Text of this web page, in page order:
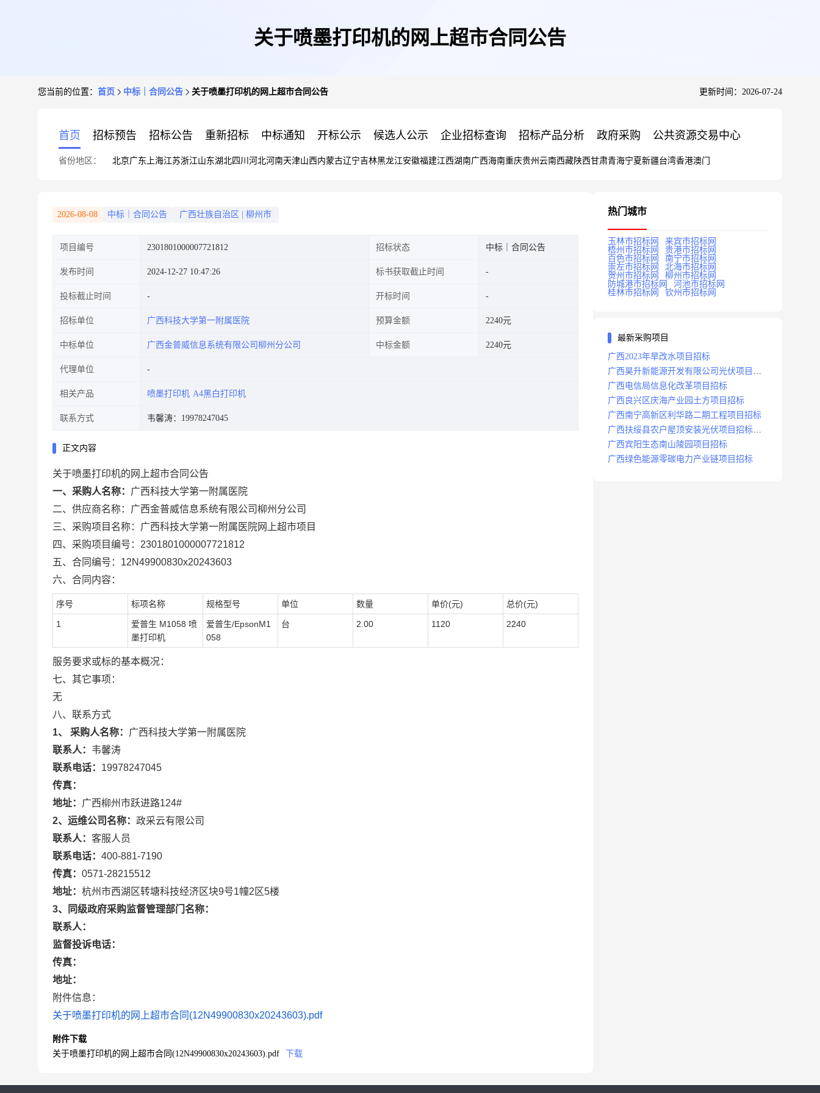
关于喷墨打印机的网上超市合同公告
您当前的位置： 首页 中标｜合同公告 关于喷墨打印机的网上超市合同公告 更新时间：2026-07-24
首页 招标预告 招标公告 重新招标 中标通知 开标公示 候选人公示 企业招标查询 招标产品分析 政府采购 公共资源交易中心
省份地区： 北京广东 上海江苏浙江山东湖北四川 河北河南天津山西内蒙古辽宁吉林黑龙江安徽福建江西湖南广西海南重庆贵州 云南西藏陕西甘肃青海宁夏新疆台湾香港澳门
2026-08-08 中标｜合同公告 广西壮族自治区 柳州市
项目编号 2301801000007721812 招标状态 中标｜合同公告
发布时间 2024-12-27 10:47:26 标书获取截止时间
投标截止时间 开标时间
招标单位 广西科技大学第一附属医院 预算金额 2240元
中标单位 广西金普威信息系统有限公司柳州分公司 中标金额 2240元
代理单位
相关产品 喷墨打印机 A4黑白打印机
联系方式 韦馨涛：19978247045
正文内容
关于喷墨打印机的网上超市合同公告
一、采购人名称： 广西科技大学第一附属医院
二、供应商名称： 广西金普威信息系统有限公司柳州分公司
三、采购项目名称： 广西科技大学第一附属医院网上超市项目
四、采购项目编号： 2301801000007721812
五、合同编号： 12N49900830x20243603
六、合同内容：
序号 标项名称 规格型号 单位 数量 单价(元) 总价(元)
1
爱普生 M1058 喷
墨打印机
爱普生/EpsonM1
058
台 2.00 1120 2240
服务要求或标的基本概况：
七、其它事项：
无
八、联系方式
1、 采购人名称： 广西科技大学第一附属医院
联系人： 韦馨涛
联系电话： 19978247045
传真：
地址： 广西柳州市跃进路124#
2、运维公司名称： 政采云有限公司
联系人： 客服人员
联系电话： 400-881-7190
传真： 0571-28215512
地址： 杭州市西湖区转塘科技经济区块9号1幢2区5楼
3、同级政府采购监督管理部门名称：
联系人：
监督投诉电话：
传真：
地址：
附件信息：
关于喷墨打印机的网上超市合同(12N49900830x20243603).pdf
附件下载
关于喷墨打印机的网上超市合同(12N49900830x20243603).pdf
下载
热门城市
玉林市招标网
来宾市招标网
梧州市招标网
贵港市招标网
百色市招标网
南宁市招标网
崇左市招标网
北海市招标网
贺州市招标网
柳州市招标网
防城港市招标网
河池市招标网
桂林市招标网
钦州市招标网
最新采购项目
广西2023年旱改水项目招标
广西昊升新能源开发有限公司光伏项目招
标
广西电信局信息化改革项目招标
广西良兴区庆海产业园土方项目招标
广西南宁高新区利华路二期工程项目招标
广西扶绥县农户屋顶安装光伏项目招标公
告
广西宾阳生态南山陵园项目招标
广西绿色能源零碳电力产业链项目招标